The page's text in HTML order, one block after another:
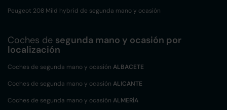
Peugeot 208 Mild hybrid de segunda mano y ocasión
Coches de segunda mano y ocasión por
localización
Coches de segunda mano y ocasión ALBACETE
Coches de segunda mano y ocasión ALICANTE
Coches de segunda mano y ocasión ALMERÍA